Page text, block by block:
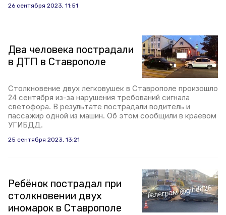
26 сентября 2023, 11:51
Два человека пострадали
в ДТП в Ставрополе
Столкновение двух легковушек в Ставрополе произошло
24 сентября из-за нарушения требований сигнала
светофора. В результате пострадали водитель и
пассажир одной из машин. Об этом сообщили в краевом
УГИБДД.
25 сентября 2023, 13:21
Ребёнок пострадал при
столкновении двух
иномарок в Ставрополе